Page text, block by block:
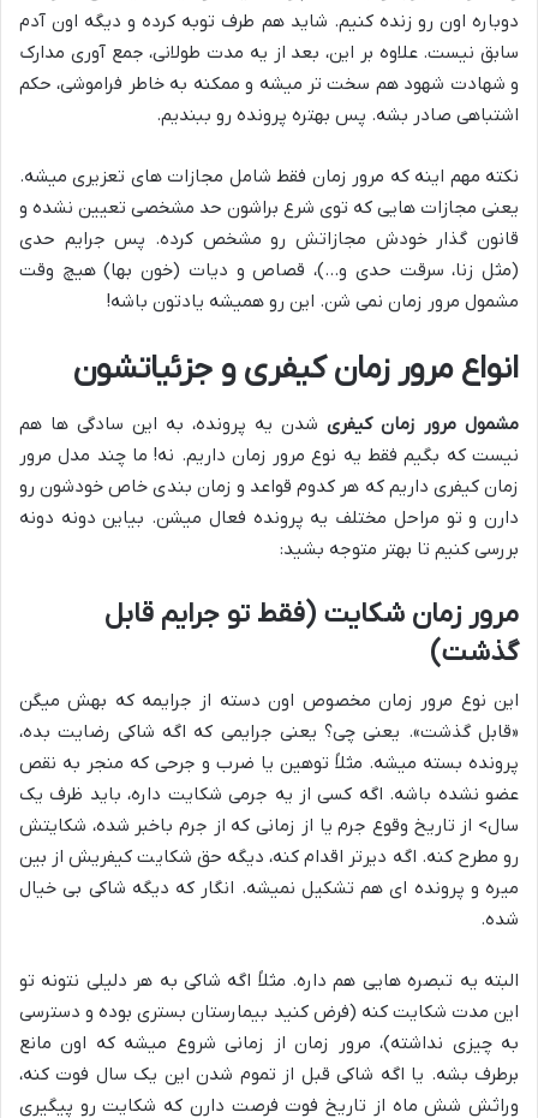
دوباره اون رو زنده کنیم. شاید هم طرف توبه کرده و دیگه اون آدم
سابق نیست. علاوه بر این، بعد از یه مدت طولانی، جمع آوری مدارک
و شهادت شهود هم سخت تر میشه و ممکنه به خاطر فراموشی، حکم
اشتباهی صادر بشه. پس بهتره پرونده رو ببندیم.
نکته مهم اینه که مرور زمان فقط شامل مجازات های تعزیری میشه.
یعنی مجازات هایی که توی شرع براشون حد مشخصی تعیین نشده و
قانون گذار خودش مجازاتش رو مشخص کرده. پس جرایم حدی
(مثل زنا، سرقت حدی و…)، قصاص و دیات (خون بها) هیچ وقت
مشمول مرور زمان نمی شن. این رو همیشه یادتون باشه!
انواع مرور زمان کیفری و جزئیاتشون
مشمول مرور زمان کیفری شدن یه پرونده، به این سادگی ها هم
نیست که بگیم فقط یه نوع مرور زمان داریم. نه! ما چند مدل مرور
زمان کیفری داریم که هر کدوم قواعد و زمان بندی خاص خودشون رو
دارن و تو مراحل مختلف یه پرونده فعال میشن. بیاین دونه دونه
بررسی کنیم تا بهتر متوجه بشید:
مرور زمان شکایت (فقط تو جرایم قابل
گذشت)
این نوع مرور زمان مخصوص اون دسته از جرایمه که بهش میگن
«قابل گذشت». یعنی چی؟ یعنی جرایمی که اگه شاکی رضایت بده،
پرونده بسته میشه. مثلاً توهین یا ضرب و جرحی که منجر به نقص
عضو نشده باشه. اگه کسی از یه جرمی شکایت داره، باید ظرف یک
سال> از تاریخ وقوع جرم یا از زمانی که از جرم باخبر شده، شکایتش
رو مطرح کنه. اگه دیرتر اقدام کنه، دیگه حق شکایت کیفریش از بین
میره و پرونده ای هم تشکیل نمیشه. انگار که دیگه شاکی بی خیال
شده.
البته یه تبصره هایی هم داره. مثلاً اگه شاکی به هر دلیلی نتونه تو
این مدت شکایت کنه (فرض کنید بیمارستان بستری بوده و دسترسی
به چیزی نداشته)، مرور زمان از زمانی شروع میشه که اون مانع
برطرف بشه. یا اگه شاکی قبل از تموم شدن این یک سال فوت کنه،
وراثش شش ماه از تاریخ فوت فرصت دارن که شکایت رو پیگیری